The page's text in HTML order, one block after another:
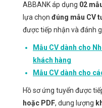
ABBANK áp dụng 02
lựa chọn đúng mẫu CV
được tiếp nhận và đánh
Mẫu CV dành cho
khách hàng
Mẫu CV dành cho
Hồ sơ ứng tuyển được
hoặc PDF, dung lượng